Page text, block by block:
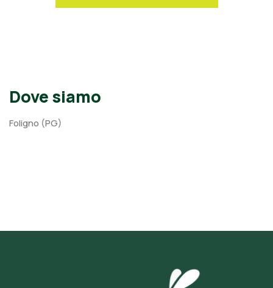
Dove siamo
Foligno (PG)